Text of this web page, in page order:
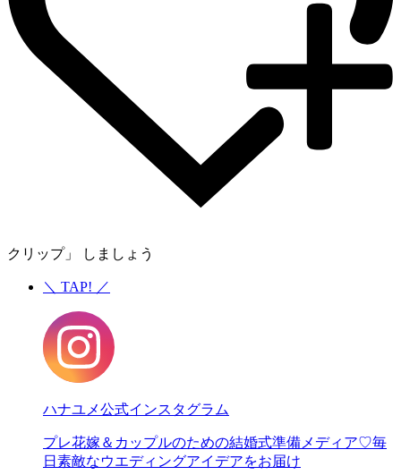
クリップ」 しましょう
＼ TAP! ／
ハナユメ公式インスタグラム
プレ花嫁＆カップルのための結婚式準備メディア♡毎
日素敵なウエディングアイデアをお届け